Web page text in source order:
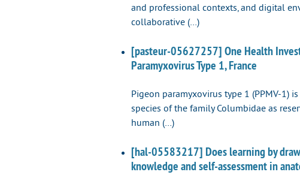
and professional contexts, and digital
collaborative (…)
[pasteur-05627257] One Health
Paramyxovirus Type 1, France
Pigeon paramyxovirus type 1 (PPMV-1)
species of the family Columbidae as
human (…)
[hal-05583217] Does learning by
knowledge and self-assessment in